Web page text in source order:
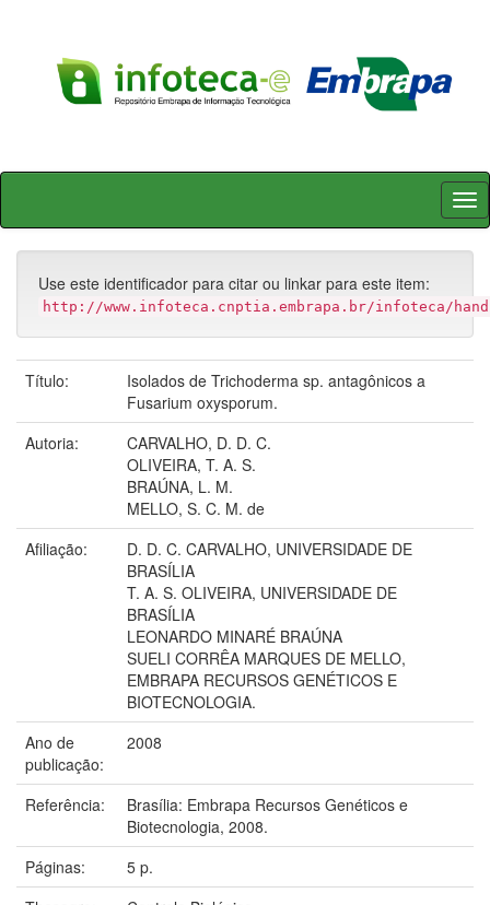
Skip
Use este identificador para citar ou linkar para este item:
http://www.infoteca.cnptia.embrapa.br/infoteca/
Título:
Isolados de Trichoderma sp. antagônicos a
Fusarium oxysporum.
Autoria:
CARVALHO, D. D. C.
OLIVEIRA, T. A. S.
BRAÚNA, L. M.
MELLO, S. C. M. de
Afiliação:
D. D. C. CARVALHO, UNIVERSIDADE DE
BRASÍLIA
T. A. S. OLIVEIRA, UNIVERSIDADE DE
BRASÍLIA
LEONARDO MINARÉ BRAÚNA
SUELI CORRÊA MARQUES DE MELLO,
EMBRAPA RECURSOS GENÉTICOS E
BIOTECNOLOGIA.
Ano de
publicação:
2008
Referência:
Brasília: Embrapa Recursos Genéticos e
Biotecnologia, 2008.
Páginas:
5 p.